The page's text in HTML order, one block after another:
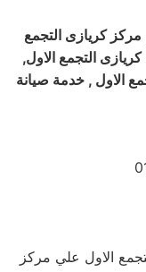
, مركزكريازى التجمع
كريازى التجمع الاول,
الاول , خدمة صيانة
الاول علي مركز